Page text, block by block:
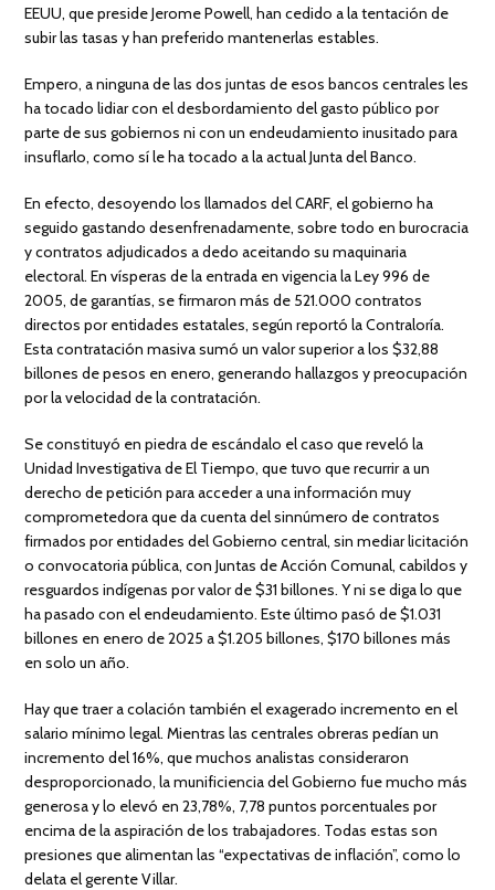
EEUU, que preside Jerome Powell, han cedido a la tentación de
subir las tasas y han preferido mantenerlas estables.
Empero, a ninguna de las dos juntas de esos bancos centrales les
ha tocado lidiar con el desbordamiento del gasto público por
parte de sus gobiernos ni con un endeudamiento inusitado para
insuflarlo, como sí le ha tocado a la actual Junta del Banco.
En efecto, desoyendo los llamados del CARF, el gobierno ha
seguido gastando desenfrenadamente, sobre todo en burocracia
y contratos adjudicados a dedo aceitando su maquinaria
electoral. En vísperas de la entrada en vigencia la Ley 996 de
2005, de garantías, se firmaron más de 521.000 contratos
directos por entidades estatales, según reportó la Contraloría.
Esta contratación masiva sumó un valor superior a los $32,88
billones de pesos en enero, generando hallazgos y preocupación
por la velocidad de la contratación.
Se constituyó en piedra de escándalo el caso que reveló la
Unidad Investigativa de El Tiempo, que tuvo que recurrir a un
derecho de petición para acceder a una información muy
comprometedora que da cuenta del sinnúmero de contratos
firmados por entidades del Gobierno central, sin mediar licitación
o convocatoria pública, con Juntas de Acción Comunal, cabildos y
resguardos indígenas por valor de $31 billones. Y ni se diga lo que
ha pasado con el endeudamiento. Este último pasó de $1.031
billones en enero de 2025 a $1.205 billones, $170 billones más
en solo un año.
Hay que traer a colación también el exagerado incremento en el
salario mínimo legal. Mientras las centrales obreras pedían un
incremento del 16%, que muchos analistas consideraron
desproporcionado, la munificiencia del Gobierno fue mucho más
generosa y lo elevó en 23,78%, 7,78 puntos porcentuales por
encima de la aspiración de los trabajadores. Todas estas son
presiones que alimentan las “expectativas de inflación”, como lo
delata el gerente Villar.